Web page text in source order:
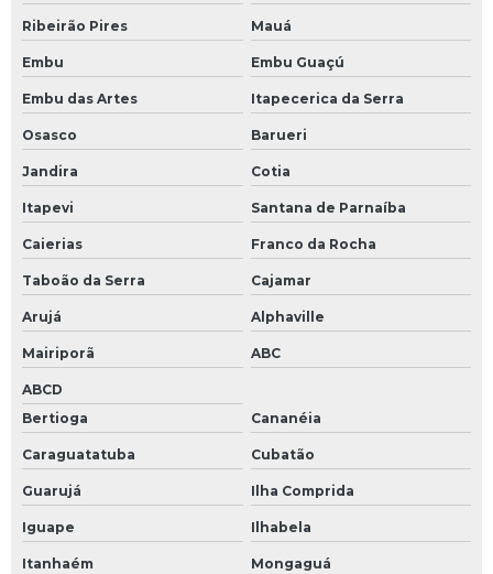
Ribeirão Pires Mauá
Embu Embu Guaçú
Embu das Artes Itapecerica da Serra
Osasco Barueri
Jandira Cotia
Itapevi Santana de Parnaíba
Caierias Franco da Rocha
Taboão da Serra Cajamar
Arujá Alphaville
Mairiporã ABC
ABCD
Bertioga
Cananéia
Caraguatatuba Cubatão
Guarujá Ilha Comprida
Iguape Ilhabela
Itanhaém Mongaguá